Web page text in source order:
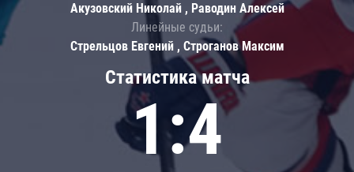
Статистика матча
1:4
Акузовский Николай , Раводин Алексей
Линейные судьи:
Стрельцов Евгений , Строганов Максим